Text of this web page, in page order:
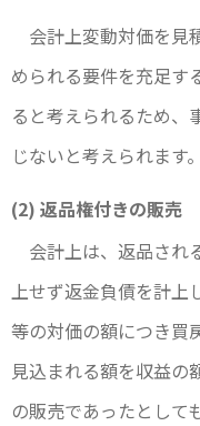
会計上変動対価を見
められる要件を充足す
ると考えられるため、
じないと考えられます。
(2) 返品権付きの販売
会計上は、返品され
上せず返金負債を計上
等の対価の額につき買
見込まれる額を収益の
の販売であったとして